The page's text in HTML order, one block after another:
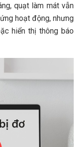
quạt làm mát vẫn
hoạt động, nhưng
hiển thị thông báo